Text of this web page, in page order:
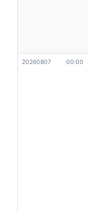
20260807 00:00